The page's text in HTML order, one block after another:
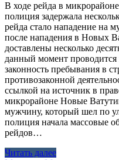
В ходе рейда в
полиция задержала
рейда стало нападение на
после нападения в Новых
доставлены несколько
данный момент проводится
законность пребывания в
противозаконной
ссылкой на источник в
микрорайоне Новые
мужчину, который шел по
полиция начала массовые
рейдов…
Читать далее